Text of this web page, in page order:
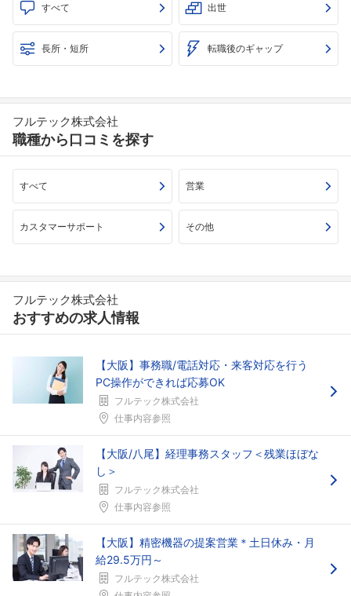
すべて 出世
長所・短所 転職後のギャップ
フルテック株式会社
職種から口コミを探す
すべて 営業
カスタマーサポート その他
フルテック株式会社
おすすめの求人情報
【大阪】事務職/電話対応・来客対応を行う
PC操作ができれば応募OK
フルテック株式会社
仕事内容参照
【大阪/八尾】経理事務スタッフ＜残業ほぼな
し＞
フルテック株式会社
仕事内容参照
【大阪】精密機器の提案営業＊土日休み・月
給29.5万円～
フルテック株式会社